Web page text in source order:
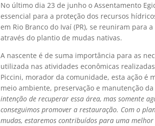
No último dia 23 de junho o Assentamento
essencial para a proteção dos recursos
em Rio Branco do Ivaí (PR), se reuniram para
através do plantio de mudas nativas.
A nascente é de suma importância para as
utilizada nas atividades econômicas
Piccini, morador da comunidade, esta ação é
meio ambiente, preservação e manutenção
intenção de recuperar essa área, mas somente
conseguimos promover a restauração. Com o
mudas, estaremos contribuídos para uma